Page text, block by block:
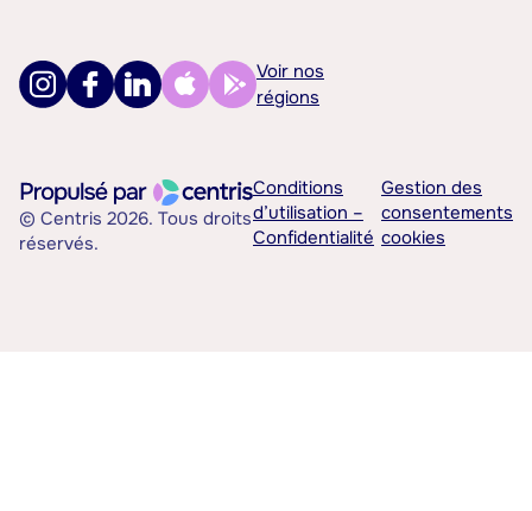
Voir nos
régions
© Centris 2026. Tous droits
réservés.
Conditions
d’utilisation –
Confidentialité
Gestion des
consentements
cookies